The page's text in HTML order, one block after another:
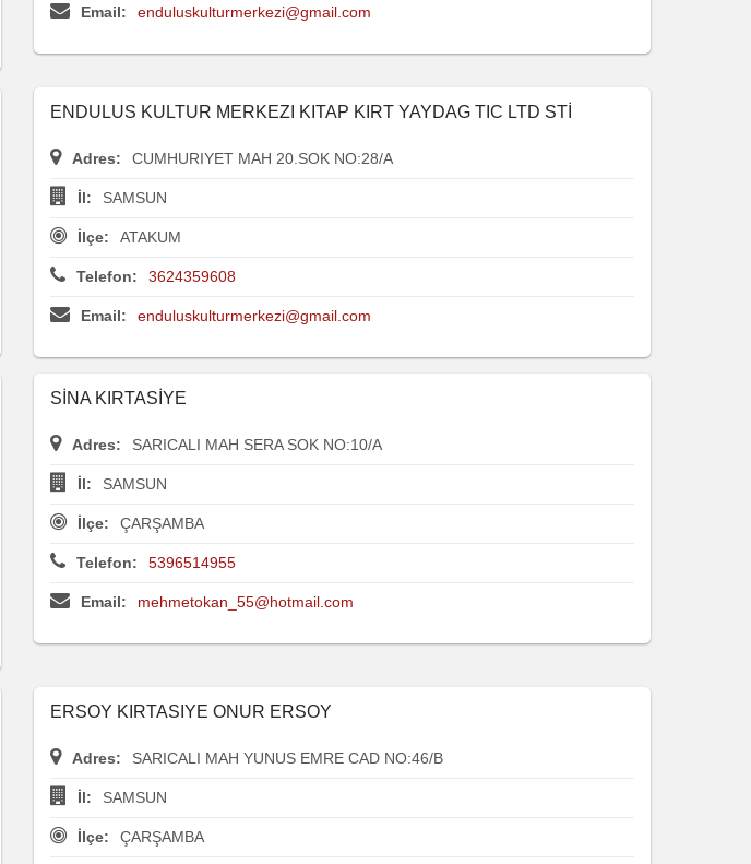
Email: enduluskulturmerkezi@gmail.com
ENDULUS KULTUR MERKEZI KITAP KIRT YAYDAG TIC LTD STİ
Adres: CUMHURIYET MAH 20.SOK NO:28/A
İl: SAMSUN
İlçe: ATAKUM
Telefon: 3624359608
Email: enduluskulturmerkezi@gmail.com
SİNA KIRTASİYE
Adres: SARICALI MAH SERA SOK NO:10/A
İl: SAMSUN
İlçe: ÇARŞAMBA
Telefon: 5396514955
Email: mehmetokan_55@hotmail.com
ERSOY KIRTASIYE ONUR ERSOY
Adres: SARICALI MAH YUNUS EMRE CAD NO:46/B
İl: SAMSUN
İlçe: ÇARŞAMBA